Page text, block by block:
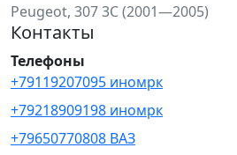
Peugeot, 307 3C (2001—2005)
Контакты
Телефоны
+79119207095 иномрк
+79218909198 иномрк
+79650770808 ВАЗ